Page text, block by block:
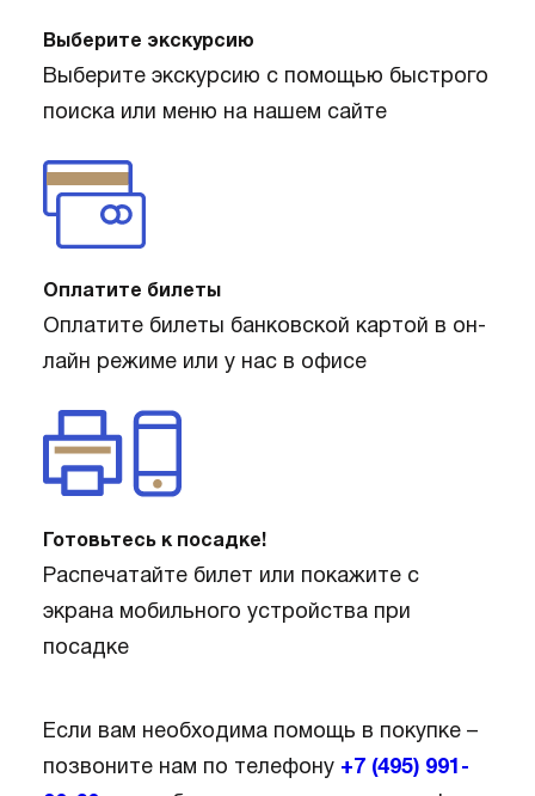
Выберите экскурсию
Выберите экскурсию с помощью быстрого
поиска или меню на нашем сайте
Оплатите билеты
Оплатите билеты банковской картой в он-
лайн режиме или у нас в офисе
Готовьтесь к посадке!
Распечатайте билет или покажите с
экрана мобильного устройства при
посадке
Если вам необходима помощь в покупке –
позвоните нам по телефону +7 (495) 991-